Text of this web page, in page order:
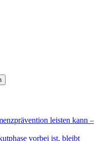
leisten kann –
vorbei ist, bleibt